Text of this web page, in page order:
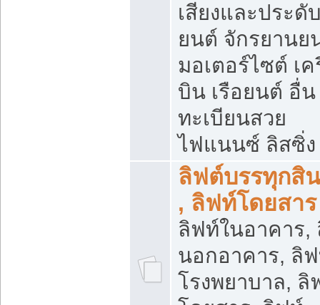
เสียงและประดั
ยนต์ จักรยานย
มอเตอร์ไซต์ เค
บิน เรือยนต์ อื่น
ทะเบียนสวย
ไฟแนนซ์ ลิสซิ่ง
ลิฟต์บรรทุกสิ
, ลิฟท์โดยสาร
ลิฟท์ในอาคาร,
นอกอาคาร, ลิ
โรงพยาบาล, ลิ